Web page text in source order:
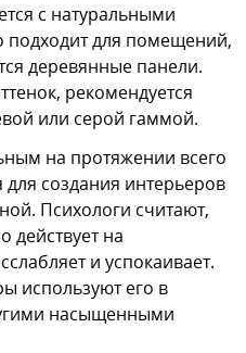
с натуральными
подходит для помещений,
деревянные панели.
рекомендуется
или серой гаммой.
на протяжении всего
для создания интерьеров
Психологи считают,
действует на
и успокаивает.
используют его в
насыщенными